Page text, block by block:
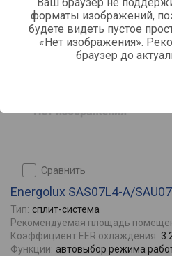
Ваш браузер не
форматы изображений,
будете видеть пустое
«Нет изображения».
браузер до
сравнить
Energolux SAS07L4-A/
Тип: сплит-система
Рекомендуемая площадь
Коэффициент EER охлаждения:
Функции: автовыбор режима